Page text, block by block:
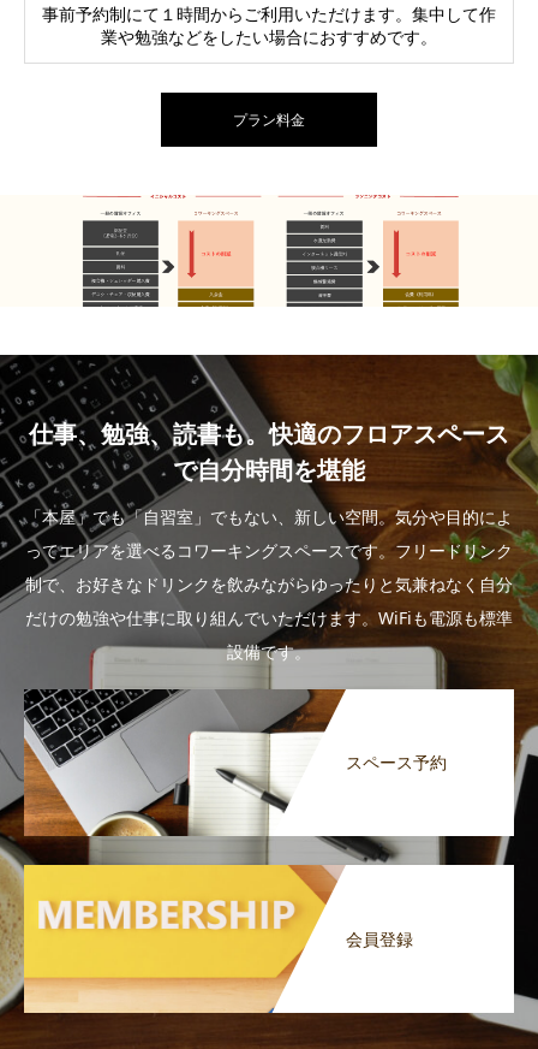
事前予約制にて１時間からご利用いただけます。集中して作
業や勉強などをしたい場合におすすめです。
プラン料金
仕事、勉強、読書も。快適のフロアスペース
で自分時間を堪能
「本屋」でも「自習室」でもない、新しい空間。気分や目的によ
ってエリアを選べるコワーキングスペースです。フリードリンク
制で、お好きなドリンクを飲みながらゆったりと気兼ねなく自分
だけの勉強や仕事に取り組んでいただけます。WiFiも電源も標準
設備です。
スペース予約
会員登録